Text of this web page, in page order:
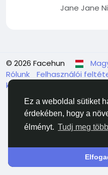
Ez a weboldal sütiket
érdekében, hogy a
élményt. Tudj meg
Jane Jane
© 2026 Facehun
Rólunk
Felhasználói
kapcsolatba velünk